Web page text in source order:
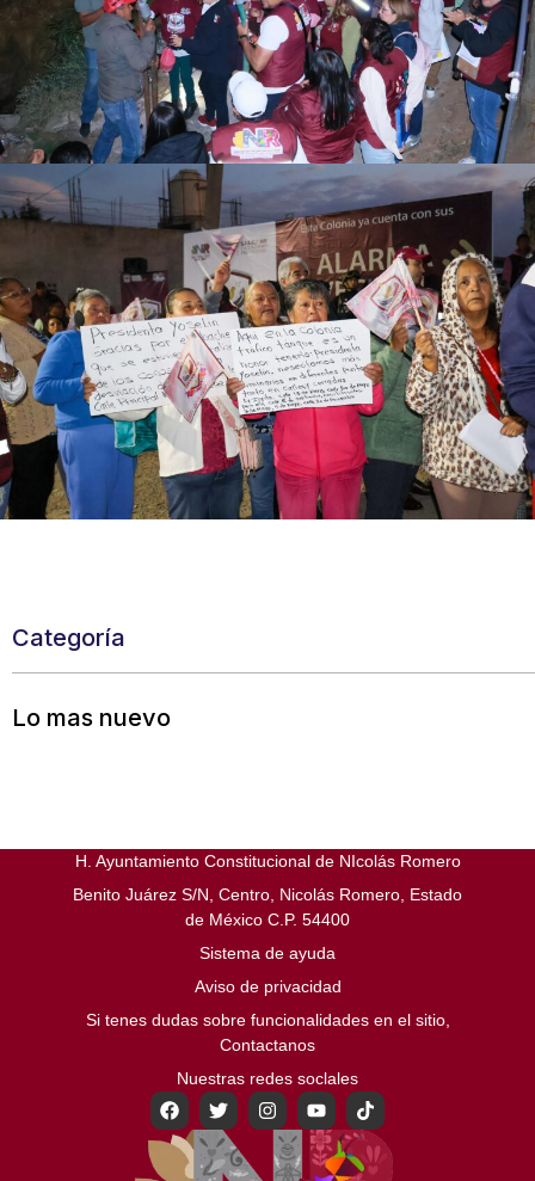
Categoría
Lo mas nuevo
H. Ayuntamiento Constitucional de NIcolás Romero
Benito Juárez S/N, Centro, Nicolás Romero, Estado
de México C.P. 54400
Sistema de ayuda
Aviso de privacidad
Si tenes dudas sobre funcionalidades en el sitio,
Contactanos
Nuestras redes soclales